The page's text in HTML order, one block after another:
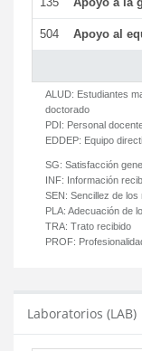
504 Apoyo al
ALUD: Estudiantes
doctorado
PDI: Personal
EDDEP: Equipo
SG: Satisfacción
INF: Información
SEN: Sencillez de los
PLA: Adecuación de
TRA: Trato recibido
PROF:
Laboratorios (LAB)